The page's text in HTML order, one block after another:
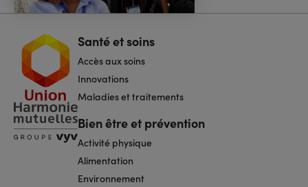
Navigation
de
page
Santé et soins
Accès aux soins
Innovations
Maladies et traitements
Bien être et prévention
Activité physique
Alimentation
Environnement